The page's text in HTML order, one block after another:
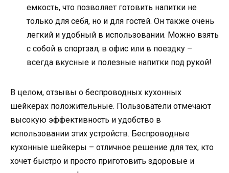
емкость, что позволяет готовить напитки не
только для себя, но и для гостей. Он также очень
легкий и удобный в использовании. Можно взять
с собой в спортзал, в офис или в поездку –
всегда вкусные и полезные напитки под рукой!
В целом, отзывы о беспроводных кухонных
шейкерах положительные. Пользователи отмечают
высокую эффективность и удобство в
использовании этих устройств. Беспроводные
кухонные шейкеры – отличное решение для тех, кто
хочет быстро и просто приготовить здоровые и